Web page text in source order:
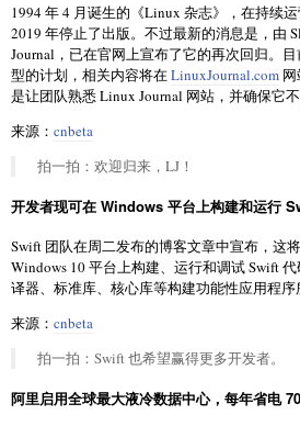
1994 年 4 月诞生的《Linux 杂志》，在持续
2019 年停止了出版。不过最新的消息是，由
Journal，已在官网上宣布了它的再次回归。
型的计划，相关内容将在LinuxJournal.com
是让团队熟悉 Linux Journal 网站，并确保它不
来源： cnbeta
拍一拍：欢迎归来，LJ！
开发者现可在 Windows 平台上构建和运行
Swift 团队在周二发布的博客文章中宣布，这
Windows 10 平台上构建、运行和调试 Swift
译器、标准库、核心库等构建功能性应用程序
来源： cnbeta
拍一拍：Swift 也希望赢得更多开发者。
阿里启用全球最大液冷数据中心，每年省电